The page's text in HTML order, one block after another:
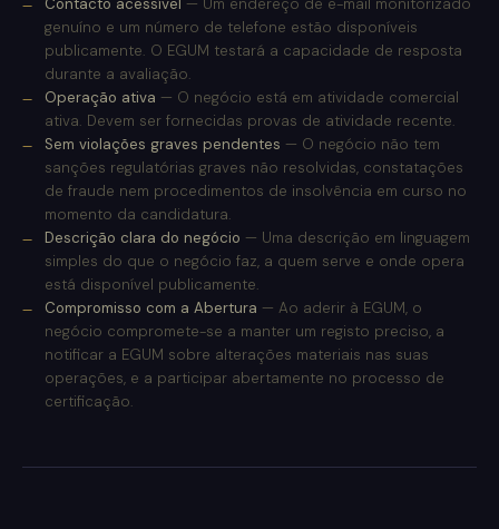
Contacto acessível — Um endereço de e-mail monitorizado
genuíno e um número de telefone estão disponíveis
publicamente. O EGUM testará a capacidade de resposta
durante a avaliação.
Operação ativa — O negócio está em atividade comercial
ativa. Devem ser fornecidas provas de atividade recente.
Sem violações graves pendentes — O negócio não tem
sanções regulatórias graves não resolvidas, constatações
de fraude nem procedimentos de insolvência em curso no
momento da candidatura.
Descrição clara do negócio — Uma descrição em linguagem
simples do que o negócio faz, a quem serve e onde opera
está disponível publicamente.
Compromisso com a Abertura — Ao aderir à EGUM, o
negócio compromete-se a manter um registo preciso, a
notificar a EGUM sobre alterações materiais nas suas
operações, e a participar abertamente no processo de
certificação.